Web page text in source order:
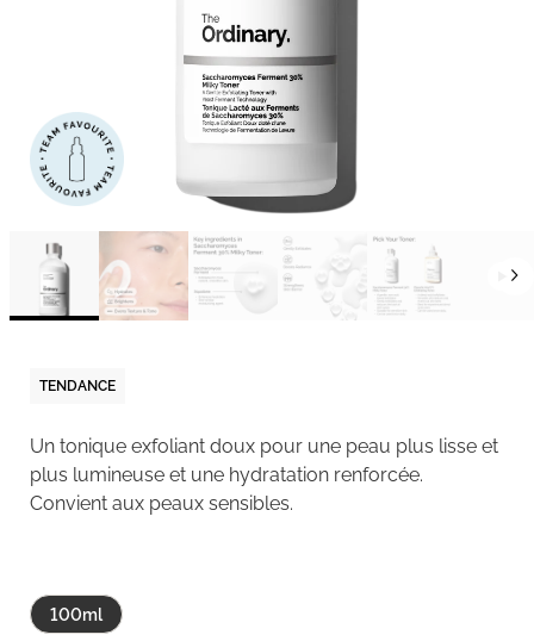
TENDANCE
Un tonique exfoliant doux pour une peau plus lisse et
plus lumineuse et une hydratation renforcée.
Convient aux peaux sensibles.
100ml